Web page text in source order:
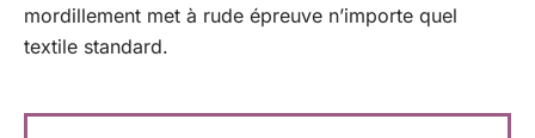
mordillement met à rude épreuve n’importe quel
textile standard.